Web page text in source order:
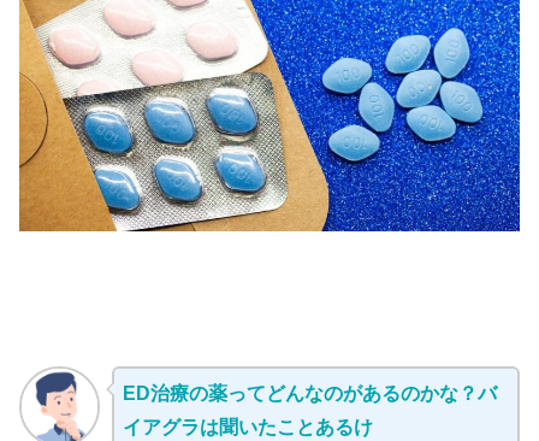
ED治療の薬ってどんなのがあるのかな？バ
イアグラは聞いたことあるけ